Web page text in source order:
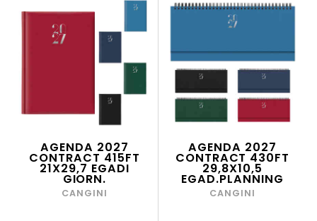
AGENDA 2027
CONTRACT 415FT
21X29,7 EGADI
GIORN.
CANGINI
AGENDA 2027
CONTRACT 430FT
29,8X10,5
EGAD.PLANNING
CANGINI